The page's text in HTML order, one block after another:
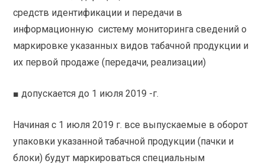
средств идентификации и передачи в
информационную систему мониторинга сведений о
маркировке указанных видов табачной продукции и
их первой продаже (передачи, реализации)
■ допускается до 1 июля 2019 -г.
Начиная с 1 июля 2019 г. все выпускаемые в оборот
упаковки указанной табачной продукции (пачки и
блоки) будут маркироваться специальным